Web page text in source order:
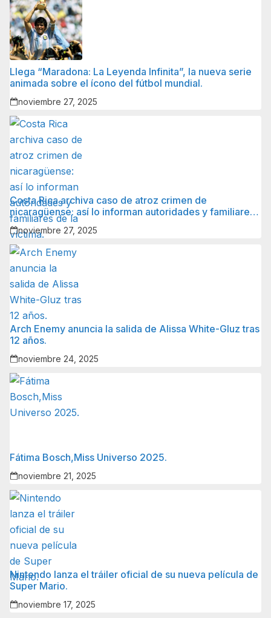
Llega “Maradona: La Leyenda Infinita”, la nueva serie
animada sobre el ícono del fútbol mundial.
noviembre 27, 2025
Costa Rica archiva caso de atroz crimen de
nicaragüense: así lo informan autoridades y familiares
de la víctima.
noviembre 27, 2025
Arch Enemy anuncia la salida de Alissa White-Gluz tras
12 años.
noviembre 24, 2025
Fátima Bosch,Miss Universo 2025.
noviembre 21, 2025
Nintendo lanza el tráiler oficial de su nueva película de
Super Mario.
noviembre 17, 2025